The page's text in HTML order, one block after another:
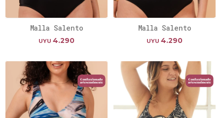
Malla Salento
UYU 4.290
Malla Salento
UYU 4.290